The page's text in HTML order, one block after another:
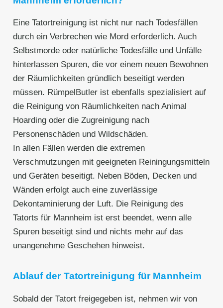
Eine Tatortreinigung ist nicht nur nach Todesfällen
durch ein Verbrechen wie Mord erforderlich. Auch
Selbstmorde oder natürliche Todesfälle und Unfälle
hinterlassen Spuren, die vor einem neuen Bewohnen
der Räumlichkeiten gründlich beseitigt werden
müssen. RümpelButler ist ebenfalls spezialisiert auf
die Reinigung von Räumlichkeiten nach Animal
Hoarding oder die Zugreinigung nach
Personenschäden und Wildschäden.
In allen Fällen werden die extremen
Verschmutzungen mit geeigneten Reiningungsmitteln
und Geräten beseitigt. Neben Böden, Decken und
Wänden erfolgt auch eine zuverlässige
Dekontaminierung der Luft. Die Reinigung des
Tatorts für Mannheim ist erst beendet, wenn alle
Spuren beseitigt sind und nichts mehr auf das
unangenehme Geschehen hinweist.
Ablauf der Tatortreinigung für Mannheim
Sobald der Tatort freigegeben ist, nehmen wir von